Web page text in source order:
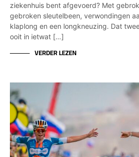
ziekenhuis bent afgevoerd? Met
gebroken sleutelbeen, verwondingen
klaplong en een longkneuzing. Dat
ooit in ietwat […]
VERDER LEZEN